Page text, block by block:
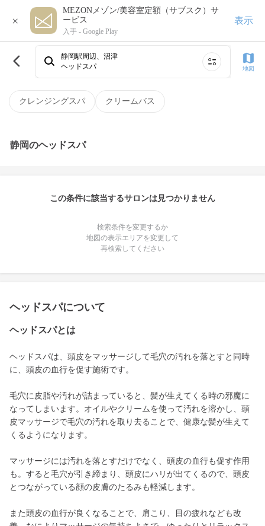
×
MEZONメゾン/美容室定額（サブスク）サ
ービス
入手 - Google Play
表示
クレンジングスパ クリームバス
静岡駅周辺、沼津
ヘッドスパ
地図
静岡のヘッドスパ
この条件に該当するサロンは見つかりません
検索条件を変更するか
地図の表示エリアを変更して
再検索してください
ヘッドスパについて
ヘッドスパとは
ヘッドスパは、頭皮をマッサージして毛穴の汚れを落とすと同時
に、頭皮の血行を促す施術です。
毛穴に皮脂や汚れが詰まっていると、髪が生えてくる時の邪魔に
なってしまいます。オイルやクリームを使って汚れを溶かし、頭
皮マッサージで毛穴の汚れを取り去ることで、健康な髪が生えて
くるようになります。
マッサージには汚れを落とすだけでなく、頭皮の血行も促す作用
も。すると毛穴が引き締まり、頭皮にハリが出てくるので、頭皮
とつながっている顔の皮膚のたるみも軽減します。
また頭皮の血行が良くなることで、肩こり、目の疲れなども改